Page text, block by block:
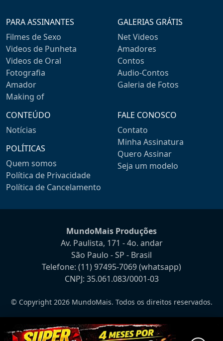
PARA ASSINANTES
Filmes de Sexo
Videos de Punheta
Videos de Oral
Fotografia
Amador
Making of
GALERIAS GRÁTIS
Net Videos
Amadores
Contos
Audio-Contos
Galeria de Fotos
CONTEÚDO
Notícias
POLÍTICAS
Quem somos
Política de Privacidade
Política de Cancelamento
FALE CONOSCO
Contato
Minha Assinatura
Quero Assinar
Seja um modelo
MundoMais Produções
Av. Paulista, 171 - 4o. andar
São Paulo - SP - Brasil
Telefone: (11) 97495-7069(whatsapp)
CNPJ: 35.061.083/0001-03
© Copyright 2026 MundoMais. Todos os direitos reservados.